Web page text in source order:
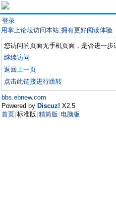
登录
用掌上论坛访问本站,拥有更好阅读体验
您访问的页面无手机页面，是否进一步
继续访问
返回上一页
点击此链接进行跳转
bbs.ebnew.com
Powered by Discuz! X2.5
首页 标准版 精简版 电脑版